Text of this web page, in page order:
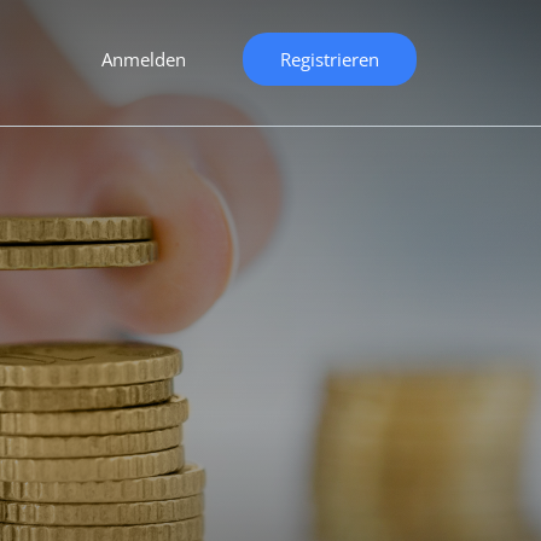
Anmelden Registrieren